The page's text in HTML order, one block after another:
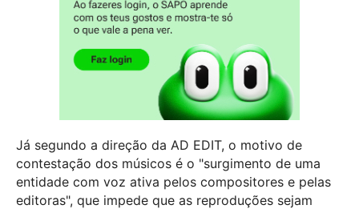
Já segundo a direção da AD EDIT, o motivo de
contestação dos músicos é o "surgimento de uma
entidade com voz ativa pelos compositores e pelas
editoras", que impede que as reproduções sejam